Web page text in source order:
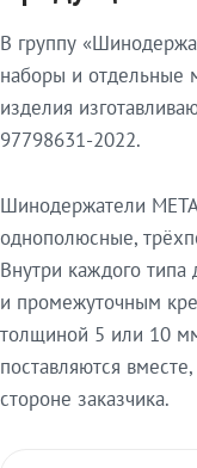
В группу
наборы и отдельные
изделия
97798631-2022.
Шинодержатели
однополюсные,
Внутри каждого
и промежуточным
толщиной 5 или 10
поставляются
стороне заказчика.